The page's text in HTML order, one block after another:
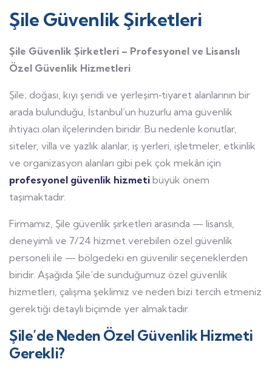
Şile Güvenlik Şirketleri
Şile Güvenlik Şirketleri – Profesyonel ve Lisanslı
Özel Güvenlik Hizmetleri
Şile; doğası, kıyı şeridi ve yerleşim‑tiyaret alanlarının bir
arada bulunduğu, İstanbul’un huzurlu ama güvenlik
ihtiyacı olan ilçelerinden biridir. Bu nedenle konutlar,
siteler, villa ve yazlık alanlar, iş yerleri, işletmeler, etkinlik
ve organizasyon alanları gibi pek çok mekân için
profesyonel güvenlik hizmeti büyük önem
taşımaktadır.
Firmamız, Şile güvenlik şirketleri arasında — lisanslı,
deneyimli ve 7/24 hizmet verebilen özel güvenlik
personeli ile — bölgedeki en güvenilir seçeneklerden
biridir. Aşağıda Şile’de sunduğumuz özel güvenlik
hizmetleri, çalışma şeklimiz ve neden bizi tercih etmeniz
gerektiği detaylı biçimde yer almaktadır.
Şile’de Neden Özel Güvenlik Hizmeti
Gerekli?